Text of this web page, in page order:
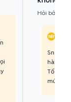
Hỏi bởi:
hàng
Tốc
mức đồ